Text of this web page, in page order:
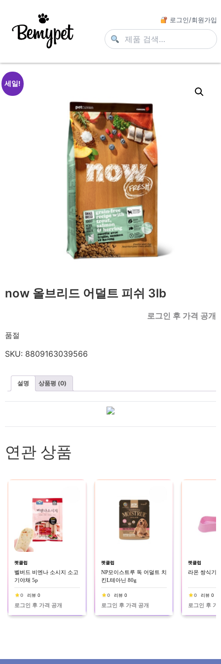
로그인/회원가입
세일!
now 올브리드 어덜트 피쉬 3lb
로그인 후 가격 공개
품절
SKU: 8809163039566
설명 상품평 (0)
연관 상품
펫클럽
벨버드 비엔나 소시지 소고
기야채 5p
0 리뷰 0
로그인 후 가격 공개
펫클럽
NP모이스트루 독 어덜트 치
킨L테아닌 80g
0 리뷰 0
로그인 후 가격 공개
펫클럽
라온 쌍식기
0 리뷰 0
로그인 후 가